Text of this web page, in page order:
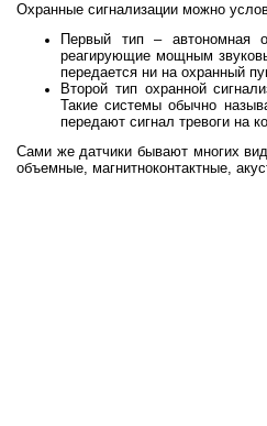
Охранные сигнализации можно
Первый тип – автономная
реагирующие мощным
передается ни на охранный
Второй тип охранной
Такие системы обычно
передают сигнал тревоги на
Сами же датчики бывают многих
объемные, магнитноконтактные,